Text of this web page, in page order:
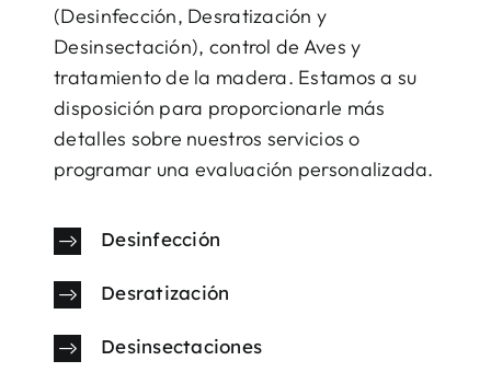
(Desinfección, Desratización y
Desinsectación), control de Aves y
tratamiento de la madera. Estamos a su
disposición para proporcionarle más
detalles sobre nuestros servicios o
programar una evaluación personalizada.
Desinfección
Desratización
Desinsectaciones